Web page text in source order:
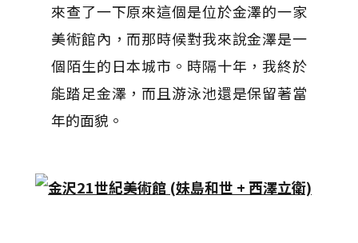
來查了一下原來這個是位於金澤的一家
美術館內，而那時候對我來說金澤是一
個陌生的日本城市。時隔十年，我終於
能踏足金澤，而且游泳池還是保留著當
年的面貌。